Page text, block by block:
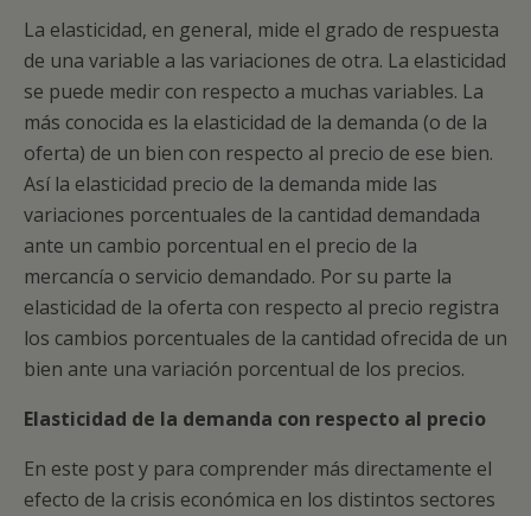
La elasticidad, en general, mide el grado de respuesta
de una variable a las variaciones de otra. La elasticidad
se puede medir con respecto a muchas variables. La
más conocida es la elasticidad de la demanda (o de la
oferta) de un bien con respecto al precio de ese bien.
Así la elasticidad precio de la demanda mide las
variaciones porcentuales de la cantidad demandada
ante un cambio porcentual en el precio de la
mercancía o servicio demandado. Por su parte la
elasticidad de la oferta con respecto al precio registra
los cambios porcentuales de la cantidad ofrecida de un
bien ante una variación porcentual de los precios.
Elasticidad de la demanda con respecto al precio
En este post y para comprender más directamente el
efecto de la crisis económica en los distintos sectores